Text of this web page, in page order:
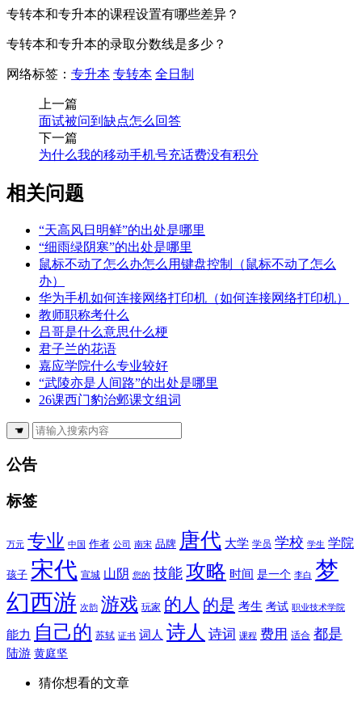
专转本和专升本的课程设置有哪些差异？
专转本和专升本的录取分数线是多少？
网络标签： 专升本 专转本 全日制
上一篇
面试被问到缺点怎么回答
下一篇
为什么我的移动手机号充话费没有积分
相关问题
“天高风日明鲜”的出处是哪里
“细雨绿阴寒”的出处是哪里
鼠标不动了怎么办怎么用键盘控制（鼠标不动了怎么
办）
华为手机如何连接网络打印机（如何连接网络打印机）
教师职称考什么
吕哥是什么意思什么梗
君子兰的花语
嘉应学院什么专业较好
“武陵亦是人间路”的出处是哪里
26课西门豹治邺课文组词
☚
公告
标签
万元 专业 中国 作者 公司 南宋 品牌 唐代 大学 学员 学校 学生 学院
孩子 宋代 宣城 山阴 您的 技能 攻略 时间 是一个 李白 梦
幻西游 次韵 游戏 玩家 的人 的是 考生 考试 职业技术学院
能力 自己的 苏轼 证书 词人 诗人 诗词 课程 费用 适合 都是
陆游 黄庭坚
猜你想看的文章